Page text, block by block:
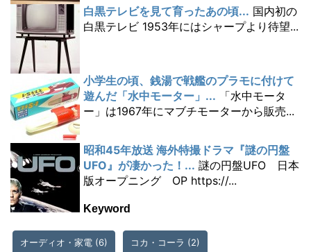
白黒テレビを見て育ったあの頃... 国内初の
白黒テレビ 1953年にはシャープより待望...
小学生の頃、銭湯で戦艦のプラモに付けて
遊んだ「水中モーター」...
「水中モータ
ー」は1967年にマブチモーターから販売...
昭和45年放送 海外特撮ドラマ『謎の円盤
UFO』が凄かった！... 謎の円盤UFO 日本
版オープニング OP https://...
Keyword
オーディオ・家電 (6) コカ・コーラ (2)